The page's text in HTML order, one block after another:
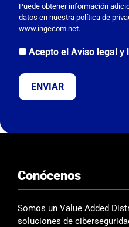
v
o
r
,
e
s
c
a
m
p
Puede obtener información
datos en nuestra política de
www.ingecom.net.
Acepto el Aviso legal y
Conócenos
Somos un Value Added
soluciones de